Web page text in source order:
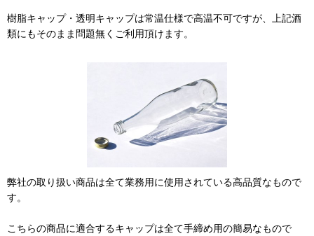
樹脂キャップ・透明キャップは常温仕様で高温不可ですが、上記酒
類にもそのまま問題無くご利用頂けます。
弊社の取り扱い商品は全て業務用に使用されている高品質なもので
す。
こちらの商品に適合するキャップは全て手締め用の簡易なもので